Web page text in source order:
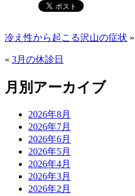
冷え性から起こる沢山の症状 »
« 3月の休診日
月別アーカイブ
2026年8月
2026年7月
2026年6月
2026年5月
2026年4月
2026年3月
2026年2月